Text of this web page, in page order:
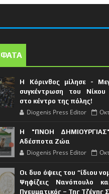
Η Κόρινθος μίλησε -
συγκέντρωση του Νίκου
στο κέντρο της πόλης!
Diogenis Press Editor
Η "ΠΝΟΗ
Αδέσποτα Ζώα
Diogenis Press Editor
Οι δυο όψεις του “ίδιου
Ψηφίζεις Νανόπουλο
Πνευματικός – Της Τζένης